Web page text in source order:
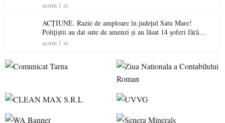
acum 1 zi
ACȚIUNE. Razie de amploare în județul Satu Mare!
Polițiștii au dat sute de amenzi și au lăsat 14 șoferi fără
permis într-o singură zi
acum 1 zi